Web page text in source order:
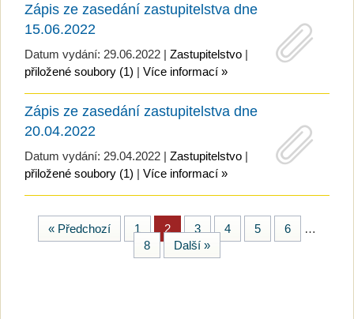
Zápis ze zasedání zastupitelstva dne
15.06.2022
Datum vydání: 29.06.2022 | Zastupitelstvo |
přiložené soubory (1) | Více informací »
Zápis ze zasedání zastupitelstva dne
20.04.2022
Datum vydání: 29.04.2022 | Zastupitelstvo |
přiložené soubory (1) | Více informací »
« Předchozí 1 2 3 4 5 6
…
8
Další »